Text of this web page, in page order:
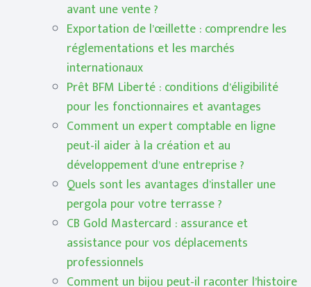
avant une vente ?
Exportation de l’œillette : comprendre les
réglementations et les marchés
internationaux
Prêt BFM Liberté : conditions d’éligibilité
pour les fonctionnaires et avantages
Comment un expert comptable en ligne
peut-il aider à la création et au
développement d’une entreprise ?
Quels sont les avantages d’installer une
pergola pour votre terrasse ?
CB Gold Mastercard : assurance et
assistance pour vos déplacements
professionnels
Comment un bijou peut-il raconter l’histoire